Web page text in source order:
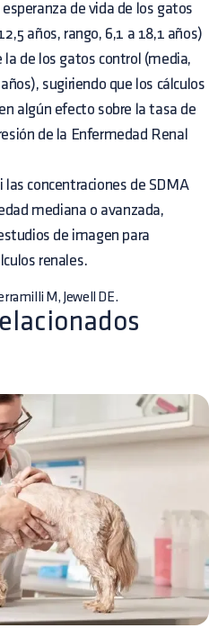
de vida de los gatos
años, rango, 6,1 a 18,1 años)
de los gatos control (media,
sugiriendo que los cálculos
algún efecto sobre la tasa de
de la Enfermedad Renal
las concentraciones de SDMA
mediana o avanzada,
de imagen para
renales.
M, Jewell DE.